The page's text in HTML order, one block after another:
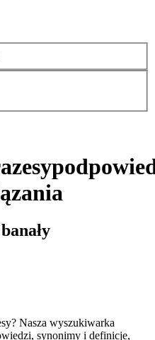
banały
Nasza wyszukiwarka
synonimy i definicje,